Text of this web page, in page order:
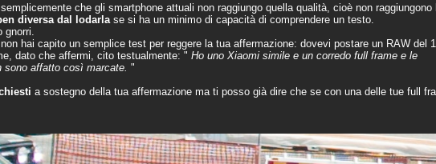
che gli smartphone attuali non raggiungo quella qualità, cioè non raggiungono
diversa dal lodarlase si ha un minimo di capacità di comprendere un testo.
hai capito un semplice test per reggere la tua affermazione: dovevi postare un RAW del
dato che affermi, cito testualmente: " Ho uno Xiaomi simile e un corredo full frame e le
affatto così marcate. "
a sostegno della tua affermazione ma ti posso già dire che se con una delle tue full